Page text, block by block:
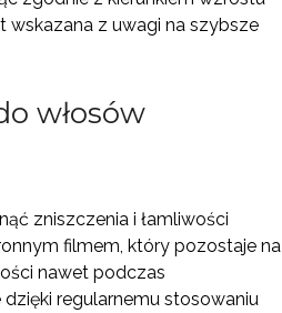
wskazana z uwagi na szybsze
włosów
zniszczenia i łamliwości
filmem, który pozostaje na
nawet podczas
regularnemu stosowaniu